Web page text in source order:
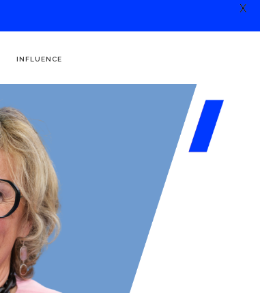
INFLUENCE
X